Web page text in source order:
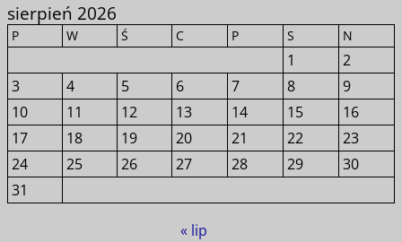
sierpień 2026
P W Ś C P S N
1
2
3
4 5 6 7 8
9
10
11 12 13 14 15
16
17
18 19 20 21 22
23
24
25 26 27 28 29
30
31
« lip